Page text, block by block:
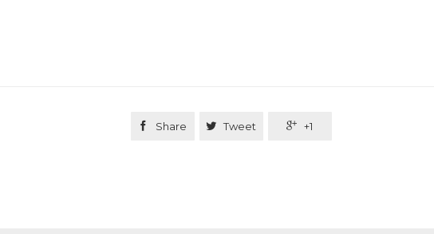
 Share  Tweet  +1